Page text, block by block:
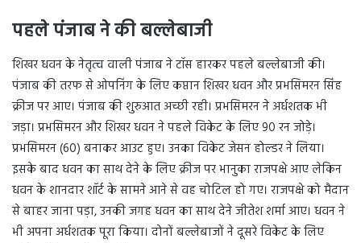
पहले पंजाब ने की बल्लेबाजी
शिखर धवन के नेतृत्व वाली पंजाब ने टॉस हारकर पहले बल्लेबाजी की।
पंजाब की तरफ से ओपनिंग के लिए कप्तान शिखर धवन और प्रभसिमरन सिंह
क्रीज पर आए। पंजाब की शुरुआत अच्छी रही। प्रभसिमरन ने अर्धशतक भी
जड़ा। प्रभसिमरन और शिखर धवन ने पहले विकेट के लिए 90 रन जोड़े।
प्रभसिमरन (60) बनाकर आउट हुए। उनका विकेट जेसन होल्डर ने लिया।
इसके बाद धवन का साथ देने के लिए क्रीज पर भानुका राजपक्षे आए लेकिन
धवन के शानदार शॉर्ट के सामने आने से वह चोटिल हो गए। राजपक्षे को मैदान
से बाहर जाना पड़ा, उनकी जगह धवन का साथ देने जीतेश शर्मा आए। धवन ने
भी अपना अर्धशतक पूरा किया। दोनों बल्लेबाजों ने दूसरे विकेट के लिए